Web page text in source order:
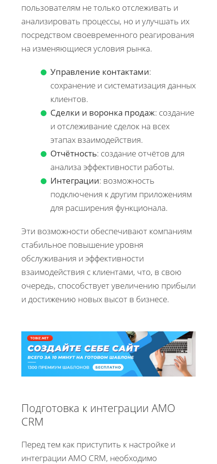
пользователям не только отслеживать и
анализировать процессы, но и улучшать их
посредством своевременного реагирования
на изменяющиеся условия рынка.
Управление контактами:
сохранение и систематизация данных
клиентов.
Сделки и воронка продаж: создание
и отслеживание сделок на всех
этапах взаимодействия.
Отчётность: создание отчётов для
анализа эффективности работы.
Интеграции: возможность
подключения к другим приложениям
для расширения функционала.
Эти возможности обеспечивают компаниям
стабильное повышение уровня
обслуживания и эффективности
взаимодействия с клиентами, что, в свою
очередь, способствует увеличению прибыли
и достижению новых высот в бизнесе.
Подготовка к интеграции AMO
CRM
Перед тем как приступить к настройке и
интеграции AMO CRM, необходимо